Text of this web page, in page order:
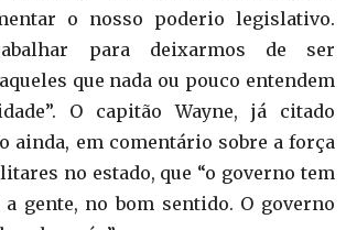
o nosso poderio legislativo.
para deixarmos de ser
que nada ou pouco entendem
O capitão Wayne, já citado
ainda, em comentário sobre a força
no estado, que “o governo tem
gente, no bom sentido. O governo